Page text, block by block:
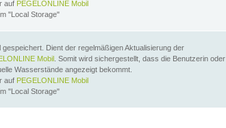
auf PEGELONLINE Mobil
"Local Storage"
gespeichert. Dient der regelmäßigen Aktualisierung der
Mobil . Somit wird sichergestellt, dass die Benutzerin oder
Wasserstände angezeigt bekommt.
auf PEGELONLINE Mobil
"Local Storage"